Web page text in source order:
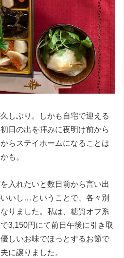
しぶり。しかも自宅で迎える
日の出を拝みに夜明け前から
らステイホームになることは
も。
入れたいと数日前から言い出
いし…ということで、各々別
りました。私は、糖質オフ系
3,150円にて前日午後に引き取
しいお味でほっとするお節で
に譲りました。